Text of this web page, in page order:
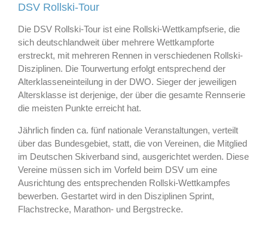
DSV Rollski-Tour
Die DSV Rollski-Tour ist eine Rollski-Wettkampfserie, die
sich deutschlandweit über mehrere Wettkampforte
erstreckt, mit mehreren Rennen in verschiedenen Rollski-
Disziplinen. Die Tourwertung erfolgt entsprechend der
Alterklasseneinteilung in der DWO. Sieger der jeweiligen
Altersklasse ist derjenige, der über die gesamte Rennserie
die meisten Punkte erreicht hat.
Jährlich finden ca. fünf nationale Veranstaltungen, verteilt
über das Bundesgebiet, statt, die von Vereinen, die Mitglied
im Deutschen Skiverband sind, ausgerichtet werden. Diese
Vereine müssen sich im Vorfeld beim DSV um eine
Ausrichtung des entsprechenden Rollski-Wettkampfes
bewerben. Gestartet wird in den Disziplinen Sprint,
Flachstrecke, Marathon- und Bergstrecke.